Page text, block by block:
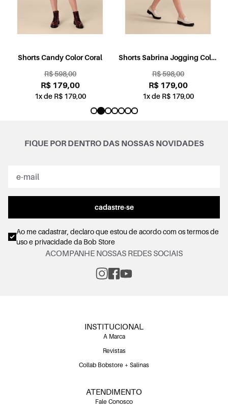
Shorts Candy Color Coral
R$ 598,00
R$ 179,00
1x de R$ 179,00
Shorts Sabrina Jogging Color
R$ 598,00
R$ 179,00
1x de R$ 179,00
FIQUE POR DENTRO DAS NOSSAS NOVIDADES
cadastre-se
Ao me cadastrar, declaro que estou de acordo com ostermos de
uso e privacidadeda Bob Store
ACOMPANHE NOSSAS REDES SOCIAIS
INSTITUCIONAL
A Marca
Revistas
Collab Bobstore + Salinas
ATENDIMENTO
Fale Conosco